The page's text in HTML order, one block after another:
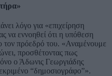
λόγο για «επιχείρηση
να εννοηθεί ότι η υπόθεση
τον πρόεδρό του. «Αναμένουμε
προσθέτοντας πως
ο Άδωνις Γεωργιάδης
“δημοσιογράφο”».